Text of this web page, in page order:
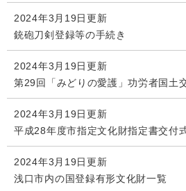
2024年3月19日更新
銃砲刀剣登録等の手続き
2024年3月19日更新
第29回「みどりの愛護」功労者国土
2024年3月19日更新
平成28年度市指定文化財指定書交付
2024年3月19日更新
浅口市内の国登録有形文化財一覧